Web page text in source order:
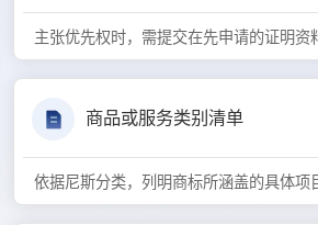
主张优先权时，需提交在先申请的证明资
商品或服务类别清单
依据尼斯分类，列明商标所涵盖的具体项